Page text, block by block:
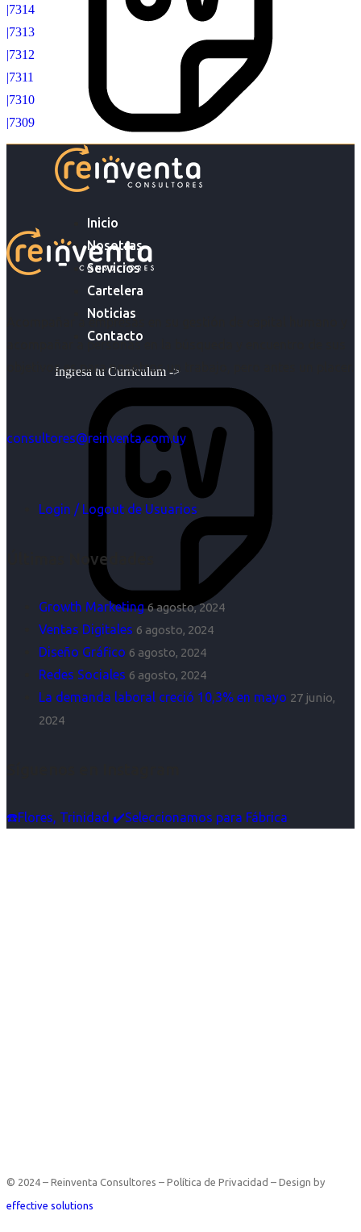
Inicio
Nosotras
Servicios
Cartelera
Noticias
Contacto
Ingresa tu Curriculum ->
|7314
|7313
|7312
|7311
|7310
|7309
Acompañar a empresas en su gestión de capital humano y
acompañar a personas en la búsqueda y encuentro de sus
objetivos es para nosotros un trabajo, pero antes un placer.
consultores@reinventa.com.uy
Login / Logout de Usuarios
Últimas Novedades
Growth Marketing 6 agosto, 2024
Ventas Digitales 6 agosto, 2024
Diseño Gráfico 6 agosto, 2024
Redes Sociales 6 agosto, 2024
La demanda laboral creció 10,3% en mayo 27 junio,
2024
☎️Flores, Trinidad ✔️Seleccionamos para Fábrica
© 2024 – Reinventa Consultores – Política de Privacidad – Design by
effective solutions